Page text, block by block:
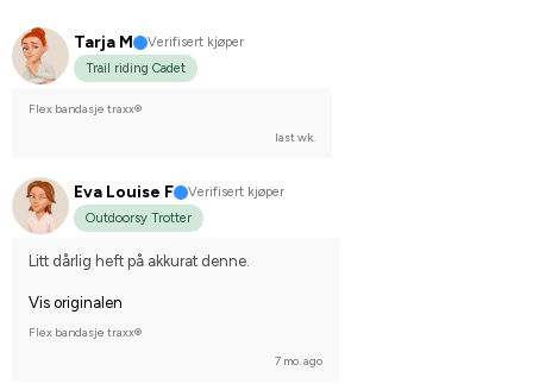
Tarja M
Verifisert kjøper
Trail riding Cadet
Flex bandasje traxx®
last wk.
Eva Louise F
Verifisert kjøper
Outdoorsy Trotter
Litt dårlig heft på akkurat denne.
Vis originalen
Flex bandasje traxx®
7 mo. ago